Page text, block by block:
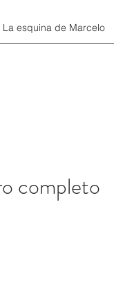
La esquina de Marcelo
completo